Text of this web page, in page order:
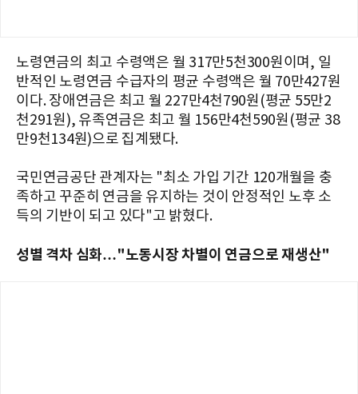
노령연금의 최고 수령액은 월 317만5천300원이며, 일
반적인 노령연금 수급자의 평균 수령액은 월 70만427원
이다. 장애연금은 최고 월 227만4천790원(평균 55만2
천291원), 유족연금은 최고 월 156만4천590원(평균 38
만9천134원)으로 집계됐다.
국민연금공단 관계자는 "최소 가입 기간 120개월을 충
족하고 꾸준히 연금을 유지하는 것이 안정적인 노후 소
득의 기반이 되고 있다"고 밝혔다.
성별 격차 심화…"노동시장 차별이 연금으로 재생산"